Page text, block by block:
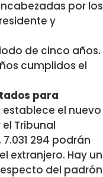
por los
y
de cinco años.
cumplidos el
para
establece el nuevo
Tribunal
294 podrán
extranjero. Hay un
del padrón